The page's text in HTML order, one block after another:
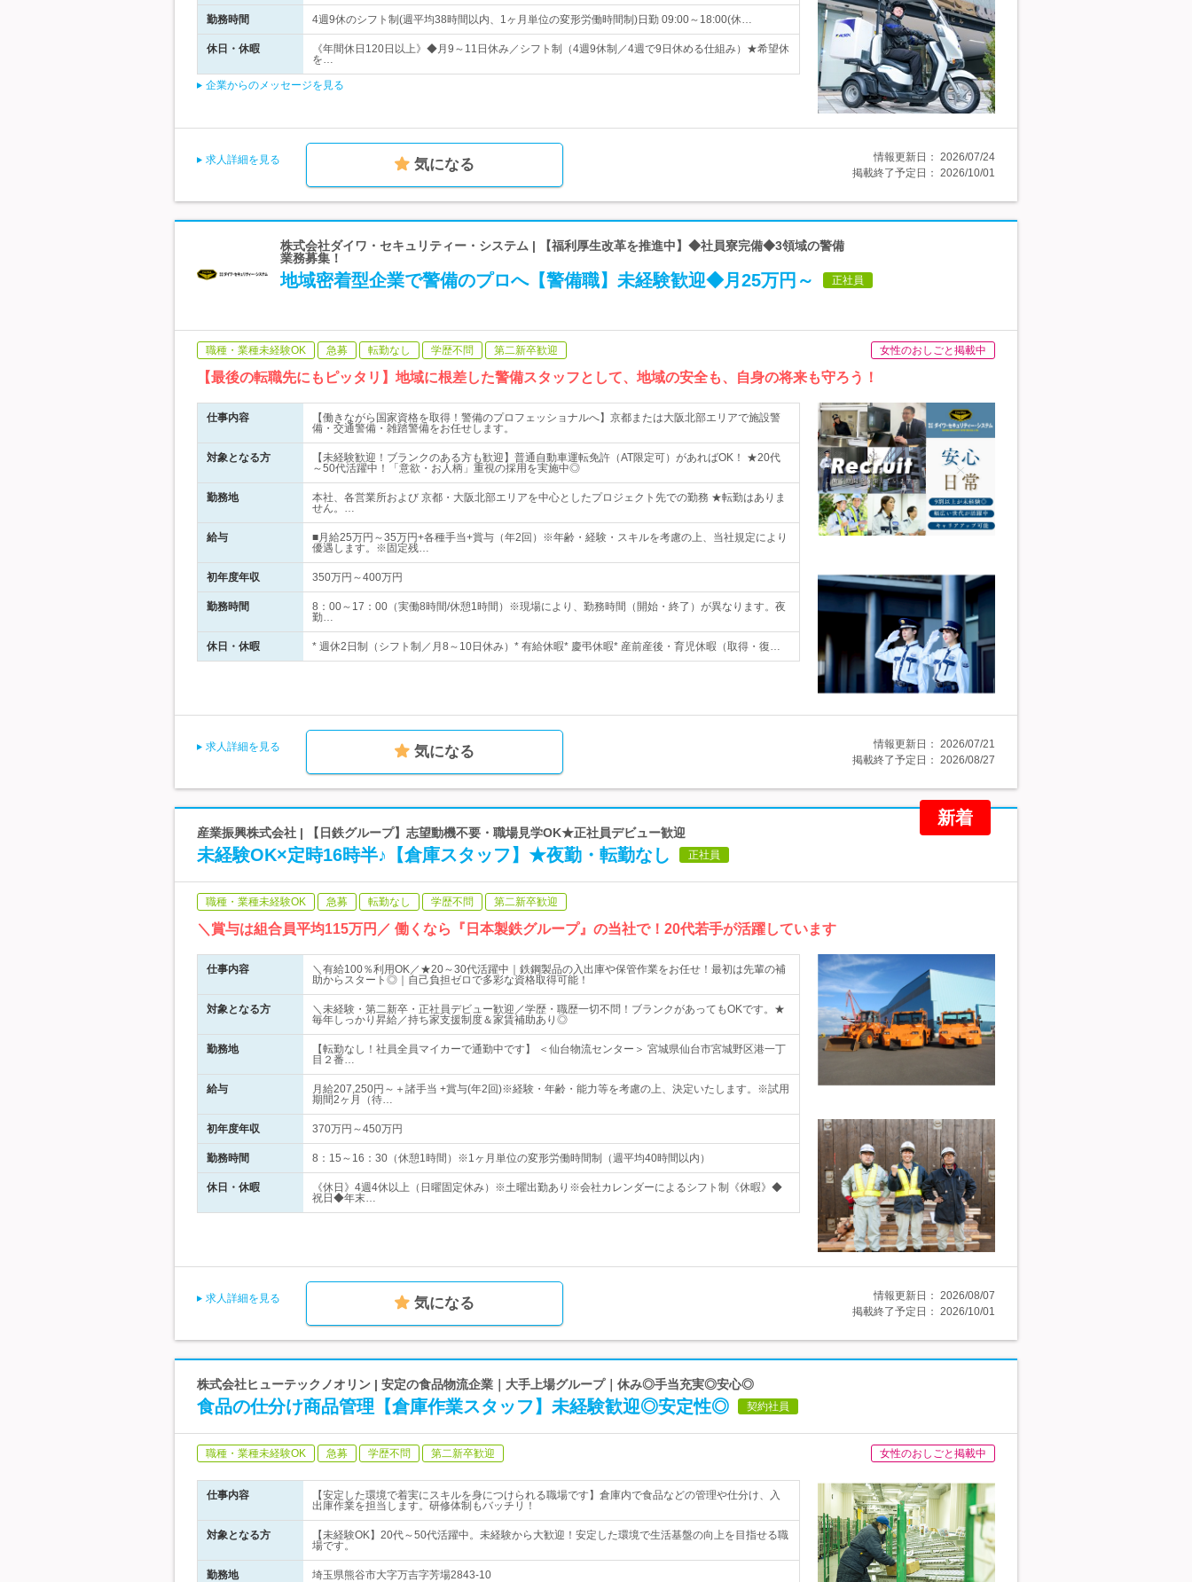
勤務時間 4週9休のシフト制(週平均38時間以内、1ヶ月単位の変形労働時間制)日勤 09:00～18:00(休…
休日・休暇
《年間休日120日以上》◆月9～11日休み／シフト制（4週9休制／4週で9日休める仕組み）★希望休
を…
企業からのメッセージを見る
求人詳細を見る 気になる 情報更新日： 2026/07/24
掲載終了予定日： 2026/10/01
株式会社ダイワ・セキュリティー・システム | 【福利厚生改革を推進中】◆社員寮完備◆3領域の警備
業務募集！
地域密着型企業で警備のプロへ【警備職】未経験歓迎◆月25万円～ 正社員
職種・業種未経験OK 急募 転勤なし 学歴不問 第二新卒歓迎 女性のおしごと掲載中
【最後の転職先にもピッタリ】地域に根差した警備スタッフとして、地域の安全も、自身の将来も守ろう！
仕事内容
【働きながら国家資格を取得！警備のプロフェッショナルへ】京都または大阪北部エリアで施設警
備・交通警備・雑踏警備をお任せします。
対象となる方
【未経験歓迎！ブランクのある方も歓迎】普通自動車運転免許（AT限定可）があればOK！ ★20代
～50代活躍中！「意欲・お人柄」重視の採用を実施中◎
勤務地
本社、各営業所および 京都・大阪北部エリアを中心としたプロジェクト先での勤務 ★転勤はありま
せん。…
給与
■月給25万円～35万円+各種手当+賞与（年2回）※年齢・経験・スキルを考慮の上、当社規定により
優遇します。※固定残…
初年度年収 350万円～400万円
勤務時間
8：00～17：00（実働8時間/休憩1時間）※現場により、勤務時間（開始・終了）が異なります。夜
勤…
休日・休暇 * 週休2日制（シフト制／月8～10日休み）* 有給休暇* 慶弔休暇* 産前産後・育児休暇（取得・復…
求人詳細を見る 気になる 情報更新日： 2026/07/21
掲載終了予定日： 2026/08/27
新着
産業振興株式会社 | 【日鉄グループ】志望動機不要・職場見学OK★正社員デビュー歓迎
未経験OK×定時16時半♪【倉庫スタッフ】★夜勤・転勤なし 正社員
職種・業種未経験OK 急募 転勤なし 学歴不問 第二新卒歓迎
＼賞与は組合員平均115万円／ 働くなら『日本製鉄グループ』の当社で！20代若手が活躍しています
仕事内容
＼有給100％利用OK／★20～30代活躍中｜鉄鋼製品の入出庫や保管作業をお任せ！最初は先輩の補
助からスタート◎｜自己負担ゼロで多彩な資格取得可能！
対象となる方
＼未経験・第二新卒・正社員デビュー歓迎／学歴・職歴一切不問！ブランクがあってもOKです。★
毎年しっかり昇給／持ち家支援制度＆家賃補助あり◎
勤務地
【転勤なし！社員全員マイカーで通勤中です】 ＜仙台物流センター＞ 宮城県仙台市宮城野区港一丁
目２番…
給与
月給207,250円～＋諸手当 +賞与(年2回)※経験・年齢・能力等を考慮の上、決定いたします。※試用
期間2ヶ月（待…
初年度年収 370万円～450万円
勤務時間 8：15～16：30（休憩1時間）※1ヶ月単位の変形労働時間制（週平均40時間以内）
休日・休暇
《休日》4週4休以上（日曜固定休み）※土曜出勤あり※会社カレンダーによるシフト制《休暇》◆
祝日◆年末…
求人詳細を見る 気になる 情報更新日： 2026/08/07
掲載終了予定日： 2026/10/01
株式会社ヒューテックノオリン | 安定の食品物流企業｜大手上場グループ｜休み◎手当充実◎安心◎
食品の仕分け商品管理【倉庫作業スタッフ】未経験歓迎◎安定性◎ 契約社員
職種・業種未経験OK 急募 学歴不問 第二新卒歓迎 女性のおしごと掲載中
仕事内容
【安定した環境で着実にスキルを身につけられる職場です】倉庫内で食品などの管理や仕分け、入
出庫作業を担当します。研修体制もバッチリ！
対象となる方
【未経験OK】20代～50代活躍中。未経験から大歓迎！安定した環境で生活基盤の向上を目指せる職
場です。
勤務地 埼玉県熊谷市大字万吉字芳場2843-10